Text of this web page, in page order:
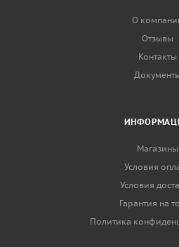
О
Отзывы
Контакты
Магазины
Условия
Условия
Гарантия на
Политика